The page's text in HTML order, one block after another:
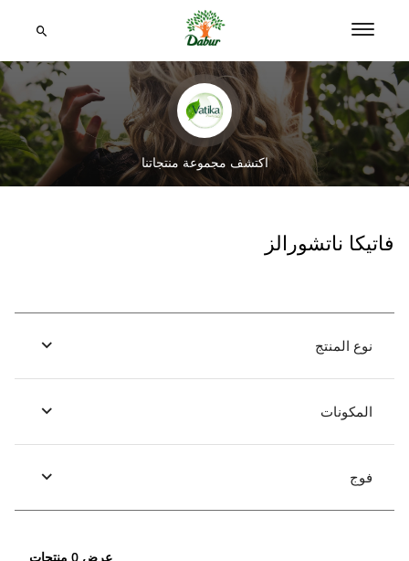
اكتشف مجموعة منتجاتنا
فاتيكا ناتشورالز
نوع المنتج
المكونات
فوج
عرض 0 منتجات